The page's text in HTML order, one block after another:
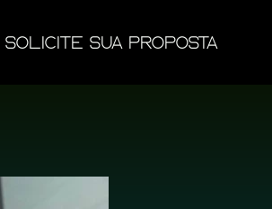
Solicite sua proposta